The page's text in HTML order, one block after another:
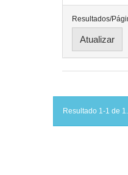
Resultados/
Resultado 1-1 de 1.